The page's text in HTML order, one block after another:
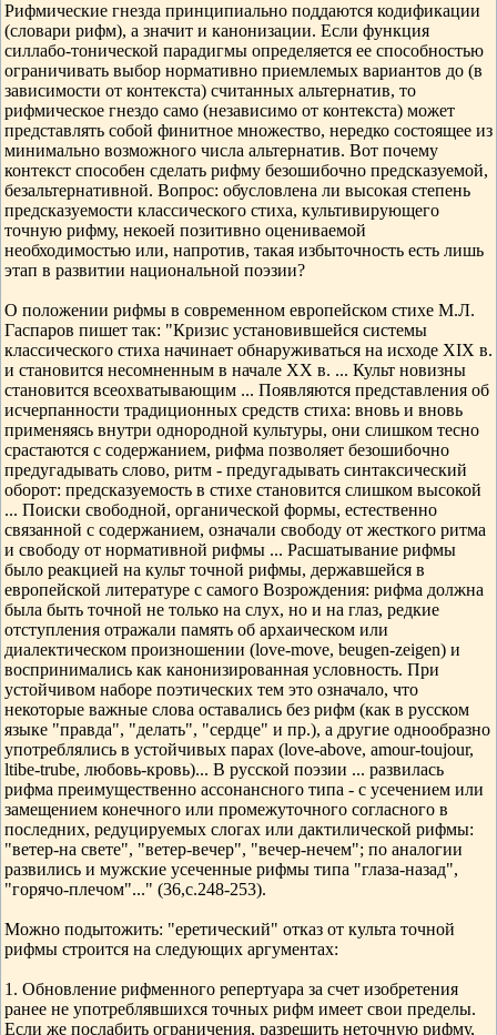
Рифмические гнезда принципиально поддаются кодификации
(словари рифм), а значит и канонизации. Если функция
силлабо-тонической парадигмы определяется ее способностью
ограничивать выбор нормативно приемлемых вариантов до (в
зависимости от контекста) считанных альтернатив, то
рифмическое гнездо само (независимо от контекста) может
представлять собой финитное множество, нередко состоящее из
минимально возможного числа альтернатив. Вот почему
контекст способен сделать рифму безошибочно предсказуемой,
безальтернативной. Вопрос: обусловлена ли высокая степень
предсказуемости классического стиха, культивирующего
точную рифму, некоей позитивно оцениваемой
необходимостью или, напротив, такая избыточность есть лишь
этап в развитии национальной поэзии?
О положении рифмы в современном европейском стихе М.Л.
Гаспаров пишет так: "Кризис установившейся системы
классического стиха начинает обнаруживаться на исходе ХIХ в.
и становится несомненным в начале ХХ в. ... Культ новизны
становится всеохватывающим ... Появляются представления об
исчерпанности традиционных средств стиха: вновь и вновь
применяясь внутри однородной культуры, они слишком тесно
срастаются с содержанием, рифма позволяет безошибочно
предугадывать слово, ритм - предугадывать синтаксический
оборот: предсказуемость в стихе становится слишком высокой
... Поиски свободной, органической формы, естественно
связанной с содержанием, означали свободу от жесткого ритма
и свободу от нормативной рифмы ... Расшатывание рифмы
было реакцией на культ точной рифмы, державшейся в
европейской литературе с самого Возрождения: рифма должна
была быть точной не только на слух, но и на глаз, редкие
отступления отражали память об архаическом или
диалектическом произношении (love-move, beugen-zeigen) и
воспринимались как канонизированная условность. При
устойчивом наборе поэтических тем это означало, что
некоторые важные слова оставались без рифм (как в русском
языке "правда", "делать", "сердце" и пр.), а другие однообразно
употреблялись в устойчивых парах (love-above, amour-toujour,
ltibe-trube, любовь-кровь)... В русской поэзии ... развилась
рифма преимущественно ассонансного типа - с усечением или
замещением конечного или промежуточного согласного в
последних, редуцируемых слогах или дактилической рифмы:
"ветер-на свете", "ветер-вечер", "вечер-нечем"; по аналогии
развились и мужские усеченные рифмы типа "глаза-назад",
"горячо-плечом"..." (36,с.248-253).
Можно подытожить: "еретический" отказ от культа точной
рифмы строится на следующих аргументах:
1. Обновление рифменного репертуара за счет изобретения
ранее не употреблявшихся точных рифм имеет свои пределы.
Если же послабить ограничения, разрешить неточную рифму,